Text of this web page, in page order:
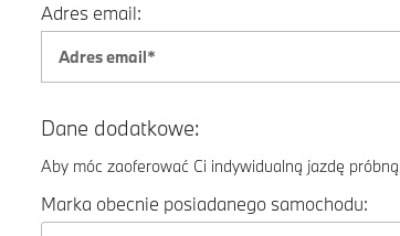
Adres email:
Dane dodatkowe:
Aby móc zaoferować Ci indywidualną jazdę
Marka obecnie posiadanego samochodu: